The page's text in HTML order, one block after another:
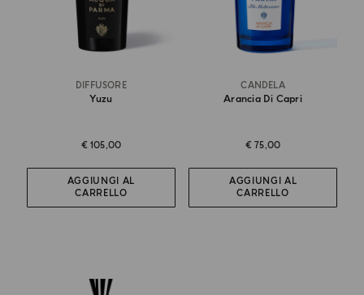
DIFFUSORE
Yuzu
€ 105,00
AGGIUNGI AL
CARRELLO
CANDELA
Arancia Di Capri
€ 75,00
AGGIUNGI AL
CARRELLO